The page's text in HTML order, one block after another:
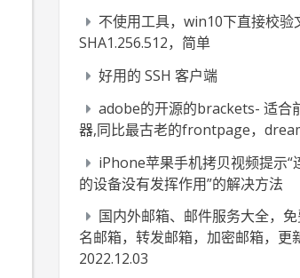
不使用工具，win10下直接校验
SHA1.256.512，简单
好用的 SSH 客户端
adobe的开源的brackets- 适合
器,同比最古老的frontpage，
iPhone苹果手机拷贝视频提示“
的设备没有发挥作用”的解决方法
国内外邮箱、邮件服务大全，
名邮箱，转发邮箱，加密邮箱，更
2022.12.03